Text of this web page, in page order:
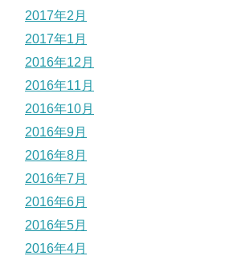
2017年2月
2017年1月
2016年12月
2016年11月
2016年10月
2016年9月
2016年8月
2016年7月
2016年6月
2016年5月
2016年4月